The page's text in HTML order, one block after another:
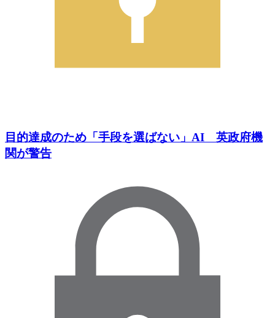
目的達成のため「手段を選ばない」AI 英政府機
関が警告